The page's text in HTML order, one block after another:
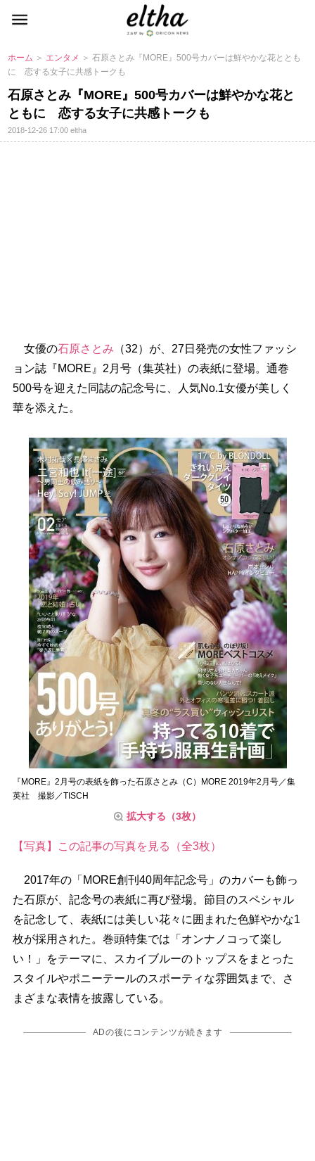
ホーム ＞ エンタメ ＞ 石原さとみ『MORE』500号カバーは鮮やかな花ととも
に 恋する女子に共感トークも
石原さとみ『MORE』500号カバーは鮮やかな花と
ともに 恋する女子に共感トークも
2018-12-26 17:00eltha
女優の石原さとみ （32）が、27日発売の女性ファッシ
ョン誌『MORE』2月号（集英社）の表紙に登場。通巻
500号を迎えた同誌の記念号に、人気No.1女優が美しく
華を添えた。
『MORE』2月号の表紙を飾った石原さとみ（C）MORE 2019年2月号／集
英社 撮影／TISCH
拡大する（3枚）
【写真】この記事の写真を見る（全3枚）
2017年の「MORE創刊40周年記念号」のカバーも飾っ
た石原が、記念号の表紙に再び登場。節目のスペシャル
を記念して、表紙には美しい花々に囲まれた色鮮やかな1
枚が採用された。巻頭特集では「オンナノコって楽し
い！」をテーマに、スカイブルーのトップスをまとった
スタイルやポニーテールのスポーティな雰囲気まで、さ
まざまな表情を披露している。
ADの後にコンテンツが続きます